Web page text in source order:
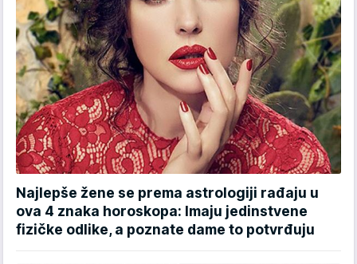
Najlepše žene se prema astrologiji rađaju u
ova 4 znaka horoskopa: Imaju jedinstvene
fizičke odlike, a poznate dame to potvrđuju